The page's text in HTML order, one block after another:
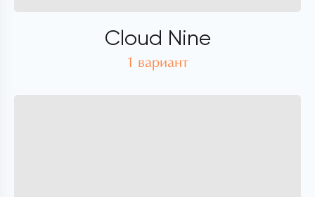
Cloud Nine
1 вариант